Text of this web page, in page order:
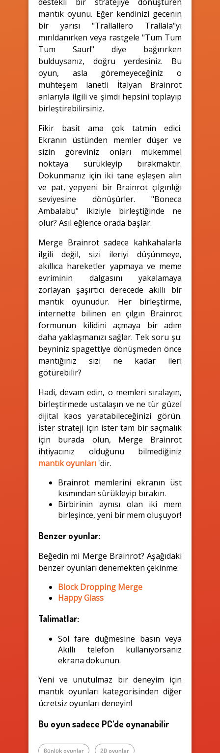
mantık oyunu. Eğer kendinizi gecenin
bir yarısı "Trallallero Trallala"yı
mırıldanırken veya rastgele "Tum Tum
Tum Saur!" diye bağırırken
bulduysanız, doğru yerdesiniz. Bu
oyun, asla göremeyeceğiniz o
muhteşem lanetli İtalyan Brainrot
anlarıyla ilgili ve şimdi hepsini toplayıp
birleştirebilirsiniz.
Fikir basit ama çok tatmin edici.
Ekranın üstünden memler düşer ve
sizin göreviniz onları mükemmel
noktaya sürükleyip bırakmaktır.
Dokunmanız için iki tane eşleşen alın
ve pat, yepyeni bir Brainrot çılgınlığı
seviyesine dönüşürler. "Boneca
Ambalabu" ikiziyle birleştiğinde ne
olur? Asıl eğlence orada başlar.
Merge Brainrot sadece kahkahalarla
ilgili değil, sizi ileriyi düşünmeye,
akıllıca hareketler yapmaya ve meme
evriminin dalgasını yakalamaya
zorlayan şaşırtıcı derecede akıllı bir
mantık oyunudur. Her birleştirme,
internette bilinen en çılgın Brainrot
formunun kilidini açmaya bir adım
daha yaklaşmanızı sağlar. Tek soru şu:
beyniniz spagettiye dönüşmeden önce
mantığınız sizi ne kadar ileri
götürebilir?
Hadi, devam edin, o memleri sıralayın,
birleştirmede ustalaşın ve ne tür güzel
dijital kaos yaratabileceğinizi görün.
İster strateji için ister tam bir saçmalık
için burada olun, Merge Brainrot
ihtiyacınız olduğunu bilmediğiniz
mantık oyunları 'dir.
Brainrot memlerini ekranın üst
kısmından sürükleyip bırakın.
Birbirinin aynısı olan iki mem
birleşince, yeni bir mem oluşuyor!
Benzer oyunlar:
Beğedin mi Merge Brainrot? Aşağıdaki
benzer oyunları denemekten çekinme:
Block Dropping Merge
Happy Glass
Talimatlar:
Sol fare düğmesine basın veya
Akıllı telefon kullanıyorsanız
ekrana dokunun.
Yeni ve unutulmaz bir deneyim için
mantık oyunları kategorisinden diğer
ücretsiz oyunları deneyin!
Bu oyun sadece PC'de oynanabilir
Günlük oyunlar 2D oyunlar